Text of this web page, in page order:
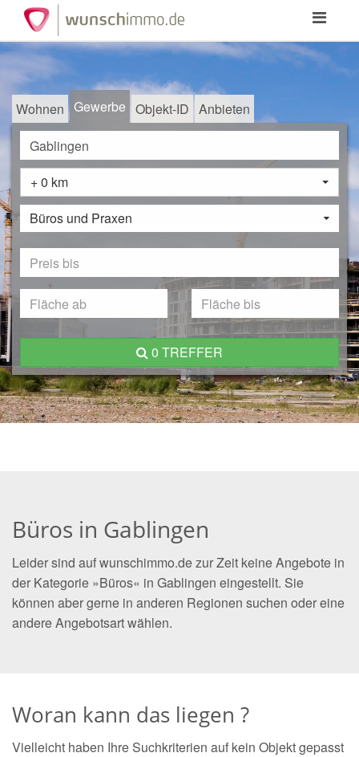
Toggle
Wohnen Gewerbe Objekt-ID Anbieten
+ 0 km
Büros und Praxen
0 TREFFER
Büros in Gablingen
Leider sind auf wunschimmo.de zur Zeit keine Angebote in
der Kategorie »Büros« in Gablingen eingestellt. Sie
können aber gerne in anderen Regionen suchen oder eine
andere Angebotsart wählen.
Woran kann das liegen ?
Vielleicht haben Ihre Suchkriterien auf kein Objekt gepasst